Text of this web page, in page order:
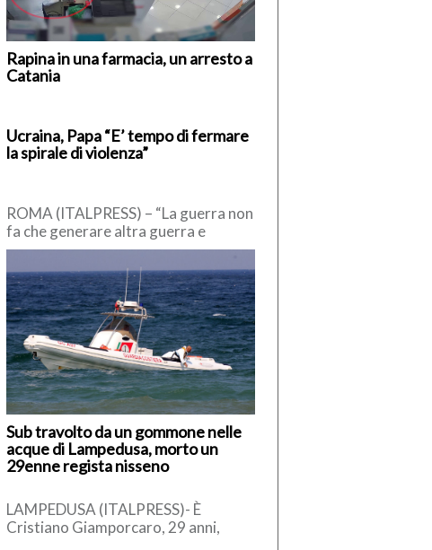
Rapina in una farmacia, un arresto a
Catania
Ucraina, Papa “E’ tempo di fermare
la spirale di violenza”
ROMA (ITALPRESS) – “La guerra non
fa che generare altra guerra e
provoca enormi sofferenze. E’ tempo
di fermare la […]
Sub travolto da un gommone nelle
acque di Lampedusa, morto un
29enne regista nisseno
LAMPEDUSA (ITALPRESS)- È
Cristiano Giamporcaro, 29 anni,